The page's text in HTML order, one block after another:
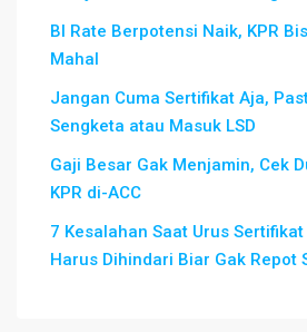
BI Rate Berpotensi Naik, KPR
Mahal
Jangan Cuma Sertifikat Aja,
Sengketa atau Masuk LSD
Gaji Besar Gak Menjamin, Cek
KPR di-ACC
7 Kesalahan Saat Urus
Harus Dihindari Biar Gak Repot